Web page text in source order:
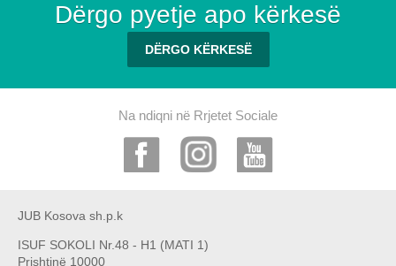
Dërgo pyetje apo kërkesë
DËRGO KËRKESË
Na ndiqni në Rrjetet Sociale
JUB Kosova sh.p.k
ISUF SOKOLI Nr.48 - H1 (MATI 1)
Prishtinë 10000